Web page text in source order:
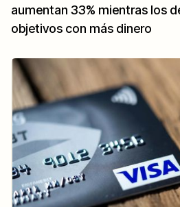
aumentan 33% mientras los
objetivos con más dinero